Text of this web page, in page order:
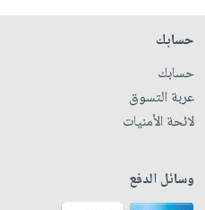
حسابك
حسابك
عربة التسوق
لائحة الأمنيات
وسائل الدفع